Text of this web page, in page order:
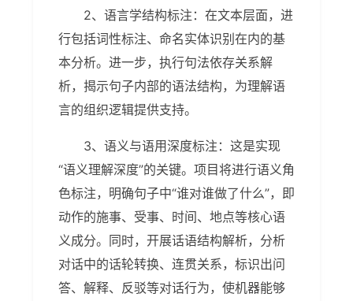
2、语言学结构标注：在文本层面，进
行包括词性标注、命名实体识别在内的基
本分析。进一步，执行句法依存关系解
析，揭示句子内部的语法结构，为理解语
言的组织逻辑提供支持。
3、语义与语用深度标注：这是实现
“语义理解深度”的关键。项目将进行语义角
色标注，明确句子中“谁对谁做了什么”，即
动作的施事、受事、时间、地点等核心语
义成分。同时，开展话语结构解析，分析
对话中的话轮转换、连贯关系，标识出问
答、解释、反驳等对话行为，使机器能够